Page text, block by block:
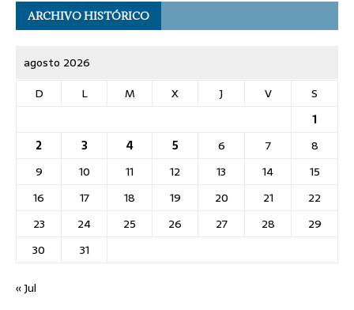
ARCHIVO HISTÓRICO
agosto 2026
D
L M X J V
S
1
2
3 4 5 6 7
8
9
10 11 12 13 14
15
16
17 18 19 20 21
22
23
24 25 26 27 28
29
30
31
« Jul